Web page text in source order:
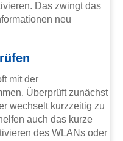
Das zwingt das
neu
mit der
Überprüft zunächst
wechselt kurzzeitig zu
auch das kurze
des WLANs oder